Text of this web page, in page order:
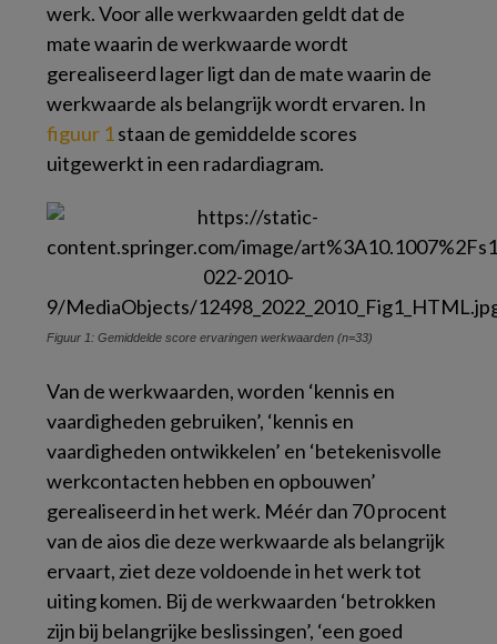
werk. Voor alle werkwaarden geldt dat de
mate waarin de werkwaarde wordt
gerealiseerd lager ligt dan de mate waarin de
werkwaarde als belangrijk wordt ervaren. In
figuur 1staan de gemiddelde scores
uitgewerkt in een radardiagram.
Figuur 1: Gemiddelde score ervaringen werkwaarden (n=33)
Van de werkwaarden, worden ‘kennis en
vaardigheden gebruiken’, ‘kennis en
vaardigheden ontwikkelen’ en ‘betekenisvolle
werkcontacten hebben en opbouwen’
gerealiseerd in het werk. Méér dan 70 procent
van de aios die deze werkwaarde als belangrijk
ervaart, ziet deze voldoende in het werk tot
uiting komen. Bij de werkwaarden ‘betrokken
zijn bij belangrijke beslissingen’, ‘een goed